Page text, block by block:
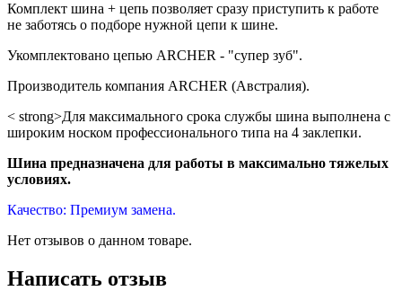
Комплект шина + цепь позволяет сразу приступить к работе
не заботясь о подборе нужной цепи к шине.
Укомплектовано цепью ARCHER - "супер зуб".
Производитель компания ARCHER (Австралия).
< strong>Для максимального срока службы шина выполнена с
широким носком профессионального типа на 4 заклепки.
Шина предназначена для работы в максимально тяжелых
условиях.
Качество: Премиум замена.
Нет отзывов о данном товаре.
Написать отзыв